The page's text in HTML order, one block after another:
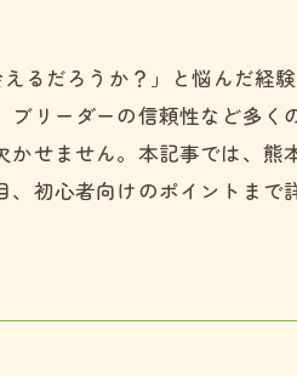
るだろうか？」と悩んだ経
リーダーの信頼性など多く
せません。本記事では、熊
初心者向けのポイントまで